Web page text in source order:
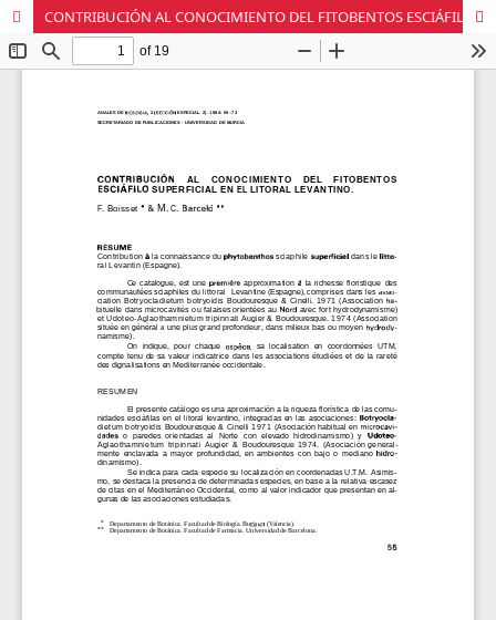
CONTRIBUCIÓN AL CONOCIMIENTO DEL FITOBENTOS ESCIÁFILO SUPERFICIAL EN EL LITORAL LEVANTINO